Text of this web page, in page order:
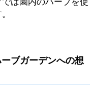
ブガーデンへの想